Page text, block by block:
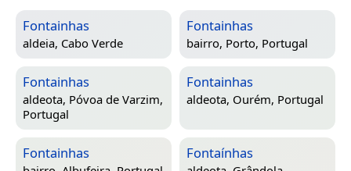
Fontainhas
aldeia, Cabo Verde
Fontainhas
bairro, Porto, Portugal
Fontainhas
aldeota, Póvoa de Varzim,
Portugal
Fontainhas
aldeota, Ourém, Portugal
Fontainhas Fontaínhas